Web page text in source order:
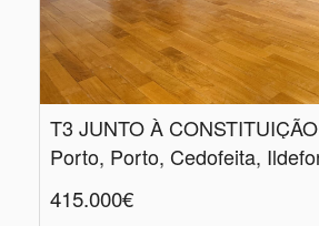
T3 JUNTO À CONSTITUIÇÃO
415.000€